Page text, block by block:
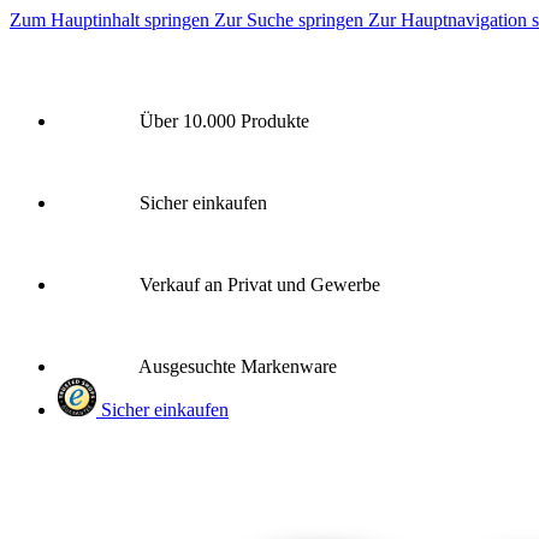
Zum Hauptinhalt springen Zur Suche springen Zur Hauptnavigation
Über 10.000 Produkte
Sicher einkaufen
Verkauf an Privat und Gewerbe
Ausgesuchte Markenware
Sicher einkaufen